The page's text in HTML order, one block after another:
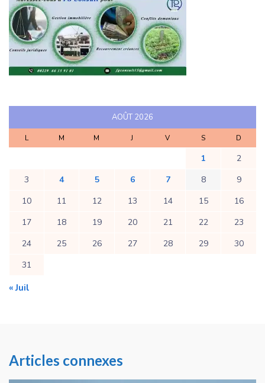
AOÛT 2026
L M M J V S D
1
2
3
4 5 6 7 8
9
10
11 12 13 14 15
16
17
18 19 20 21 22
23
24
25 26 27 28 29
30
31
« Juil
Articles connexes